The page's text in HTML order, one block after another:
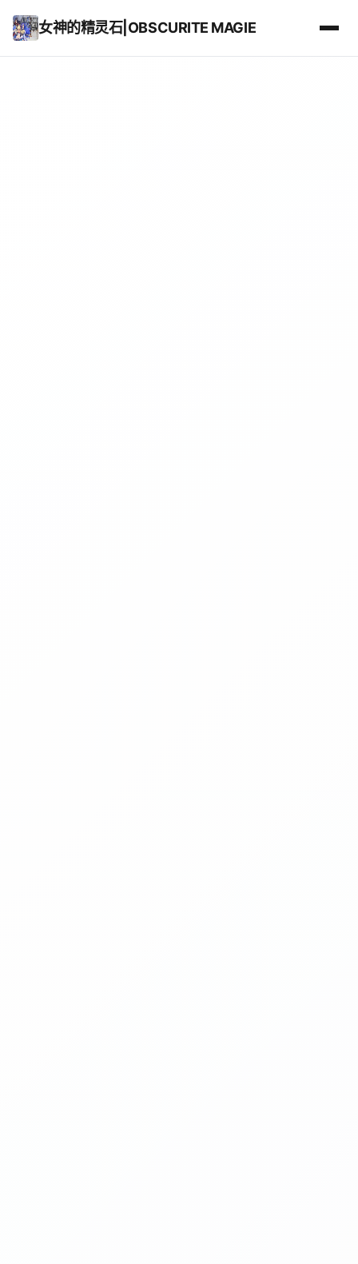
女神的精灵石|OBSCURITE MAGIE